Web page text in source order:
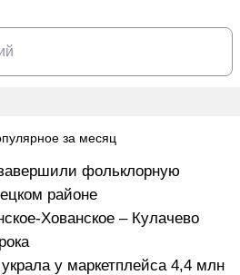
за месяц
фольклорную
районе
Хованское – Кулачево
у маркетплейса 4,4 млн